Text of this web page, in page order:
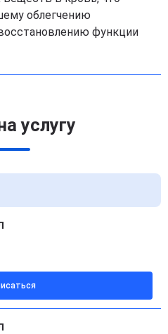
облегчению
функции
услугу